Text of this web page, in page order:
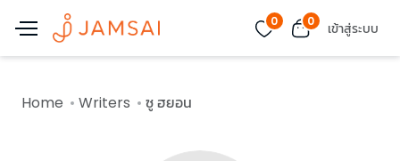
0 0 เข้าสู่ระบบ
Home Writers ซู ฮยอน